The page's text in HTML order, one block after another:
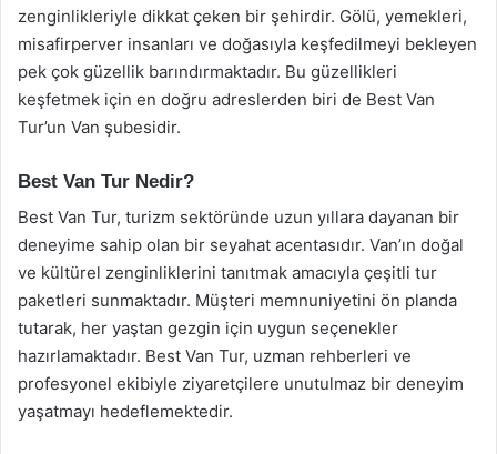
zenginlikleriyle dikkat çeken bir şehirdir. Gölü, yemekleri,
misafirperver insanları ve doğasıyla keşfedilmeyi bekleyen
pek çok güzellik barındırmaktadır. Bu güzellikleri
keşfetmek için en doğru adreslerden biri de Best Van
Tur’un Van şubesidir.
Best Van Tur Nedir?
Best Van Tur, turizm sektöründe uzun yıllara dayanan bir
deneyime sahip olan bir seyahat acentasıdır. Van’ın doğal
ve kültürel zenginliklerini tanıtmak amacıyla çeşitli tur
paketleri sunmaktadır. Müşteri memnuniyetini ön planda
tutarak, her yaştan gezgin için uygun seçenekler
hazırlamaktadır. Best Van Tur, uzman rehberleri ve
profesyonel ekibiyle ziyaretçilere unutulmaz bir deneyim
yaşatmayı hedeflemektedir.